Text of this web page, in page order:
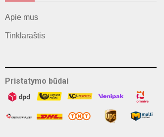
Apie mus
Tinklaraštis
Pristatymo būdai